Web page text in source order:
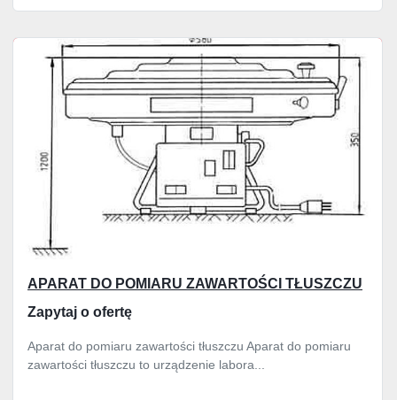
APARAT DO POMIARU ZAWARTOŚCI TŁUSZCZU
Zapytaj o ofertę
Aparat do pomiaru zawartości tłuszczu Aparat do pomiaru
zawartości tłuszczu to urządzenie labora...